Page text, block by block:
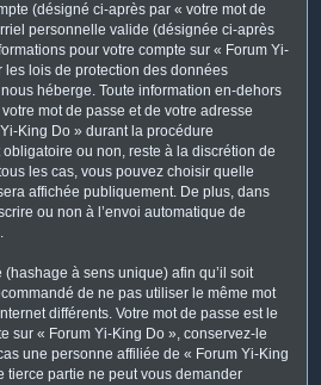
(désigné ci-après par « votre mot de
personnelle valide (désignée ci-après
pour votre compte sur « Forum Yi-
les lois de protection des données
héberge. Toute information en-dehors
mot de passe et de votre adresse
King Do » durant la procédure
obligatoire ou non, reste à la discrétion de
les cas, vous pouvez choisir quelle
affichée publiquement. De plus, dans
ou non à l’envoi automatique de
(hashage à sens unique) afin qu’il soit
de ne pas utiliser le même mot
différents. Votre mot de passe est le
sur « Forum Yi-King Do », conservez-le
une personne affiliée de « Forum Yi-King
tierce partie ne peut vous demander